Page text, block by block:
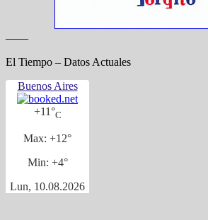
——
El Tiempo – Datos Actuales
Buenos Aires
+11°C
Max: +12°
Min: +4°
Lun, 10.08.2026